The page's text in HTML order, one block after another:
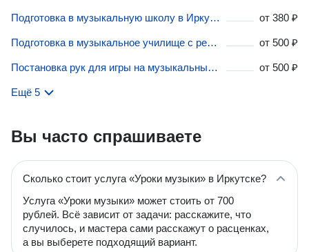
Подготовка в музыкальную школу в Иркутске от 380 ₽
Подготовка в музыкальное училище с репетитором в Иркутске от 500 ₽
Постановка рук для игры на музыкальных инструментах в Иркутске от 500 ₽
Ещё 5
Вы часто спрашиваете
Сколько стоит услуга «Уроки музыки» в Иркутске?
Услуга «Уроки музыки» может стоить от 700
рублей. Всё зависит от задачи: расскажите, что
случилось, и мастера сами расскажут о расценках,
а вы выберете подходящий вариант.